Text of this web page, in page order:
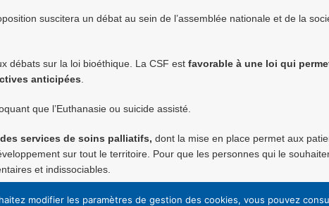
suscitera un débat au sein de l’assemblée nationale et de la
débats sur la loi bioéthique. La CSF est favorable à une loi qui
anticipées
que l’Euthanasie ou suicide assisté.
des services de soins palliatifs, dont la mise en place permet aux
sur tout le territoire. Pour que les personnes qui le
et indissociables.
mis en place sur la fin de vie.
modifier les paramètres de gestion des cookies, vous pouvez